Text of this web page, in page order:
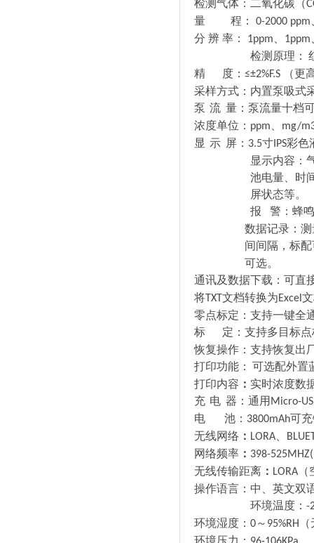
检测气体：二氧化碳（
量 程： 0-2000 ppm
分 辨 率： 1ppm 1ppm
检测原理：
精
度： ≤±2%F.S
（更
采样方式：内置泵吸式
泵 流 量： 泵流量十档
浓度单位： ppm mg/
显 示 屏： 3.5寸 IPS彩色
显示内容：
池电量、时
屏状态等。
报
警：蜂
数据记录：
间间隔，标
可选。
通讯及数据下载：可直
将 TXT 文档转换为Excel
零点标定：支持一键全
标
定：支持多目标
恢复操作：支持恢复出
打印功能： 可选配外置
打印内容 ： 实时浓度数
充 电 器：通用 Micro-
电 池： 3800mAh可
无线网络 ： LORA
网络频率 ： 398-
无线传输距离 ： LORA
操作语言： 中、英文双
环境温度： -
环境湿度： 0～ 95%RH
环境压力：